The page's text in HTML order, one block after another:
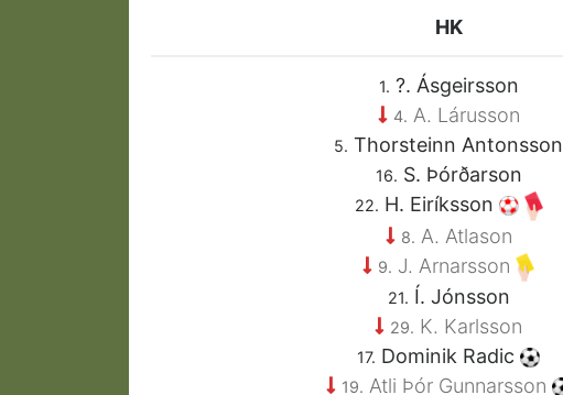
HK
1. ?. Ásgeirsson
4. A. Lárusson
5. Thorsteinn Antonsson
16. S. Þórðarson
22. H. Eiríksson
8. A. Atlason
9. J. Arnarsson
21. Í. Jónsson
29. K. Karlsson
17. Dominik Radic
19. Atli Þór Gunnarsson